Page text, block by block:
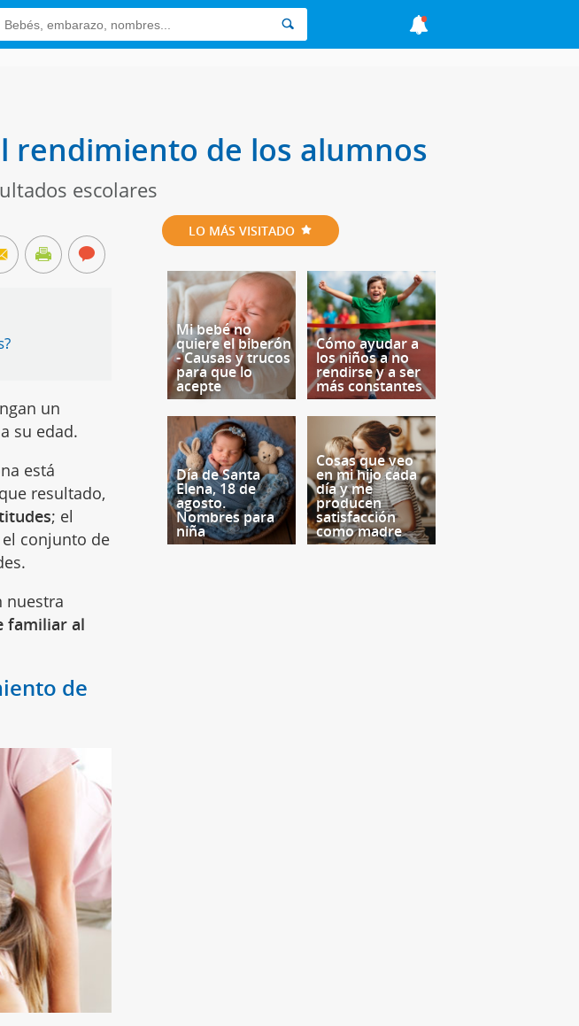
rendimiento de los alumnos
escolares
un
su edad.
está
resultado,
; el
el conjunto de
nuestra
familiar al
de
LO MÁS VISITADO
Mi bebé no
quiere el biberón
- Causas y trucos
para que lo
acepte
Cómo ayudar a
los niños a no
rendirse y a ser
más constantes
Día de Santa
Elena, 18 de
agosto.
Nombres para
niña
Cosas que veo
en mi hijo cada
día y me
producen
satisfacción
como madre